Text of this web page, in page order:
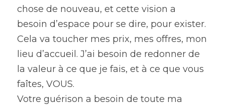
chose de nouveau, et cette vision a
besoin d’espace pour se dire, pour exister.
Cela va toucher mes prix, mes offres, mon
lieu d’accueil. J’ai besoin de redonner de
la valeur à ce que je fais, et à ce que vous
faîtes, VOUS.
Votre guérison a besoin de toute ma